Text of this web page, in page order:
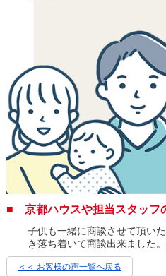
■ 京都ハウスや担当スタッフ
子供も一緒に商談させて頂い
き落ち着いて商談出来ました
＜＜ お客様の声一覧へ戻る